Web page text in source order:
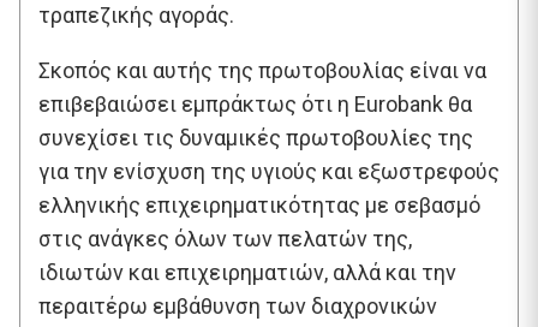
τραπεζικής αγοράς.
Σκοπός και αυτής της πρωτοβουλίας είναι να
επιβεβαιώσει εμπράκτως ότι η Eurobank θα
συνεχίσει τις δυναμικές πρωτοβουλίες της
για την ενίσχυση της υγιούς και εξωστρεφούς
ελληνικής επιχειρηματικότητας με σεβασμό
στις ανάγκες όλων των πελατών της,
ιδιωτών και επιχειρηματιών, αλλά και την
περαιτέρω εμβάθυνση των διαχρονικών